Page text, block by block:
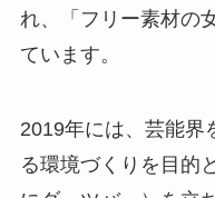
れ、「フリー素材の
ています。
2019年には、芸能界
る環境づくりを目的